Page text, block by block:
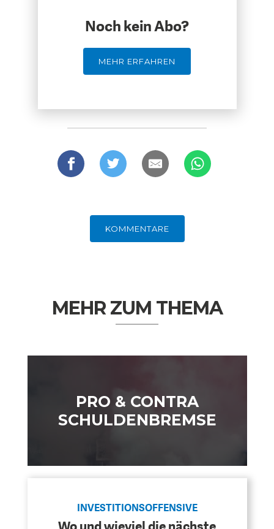
DIE NÄCHSTE STUFE DER
GERMANOMICS
GESELLSCHAFT
HÖRSAAL
Noch kein Abo?
MEHR ERFAHREN
KOMMENTARE
MEHR ZUM THEMA
PRO & CONTRA
SCHULDENBREMSE
INVESTITIONSOFFENSIVE